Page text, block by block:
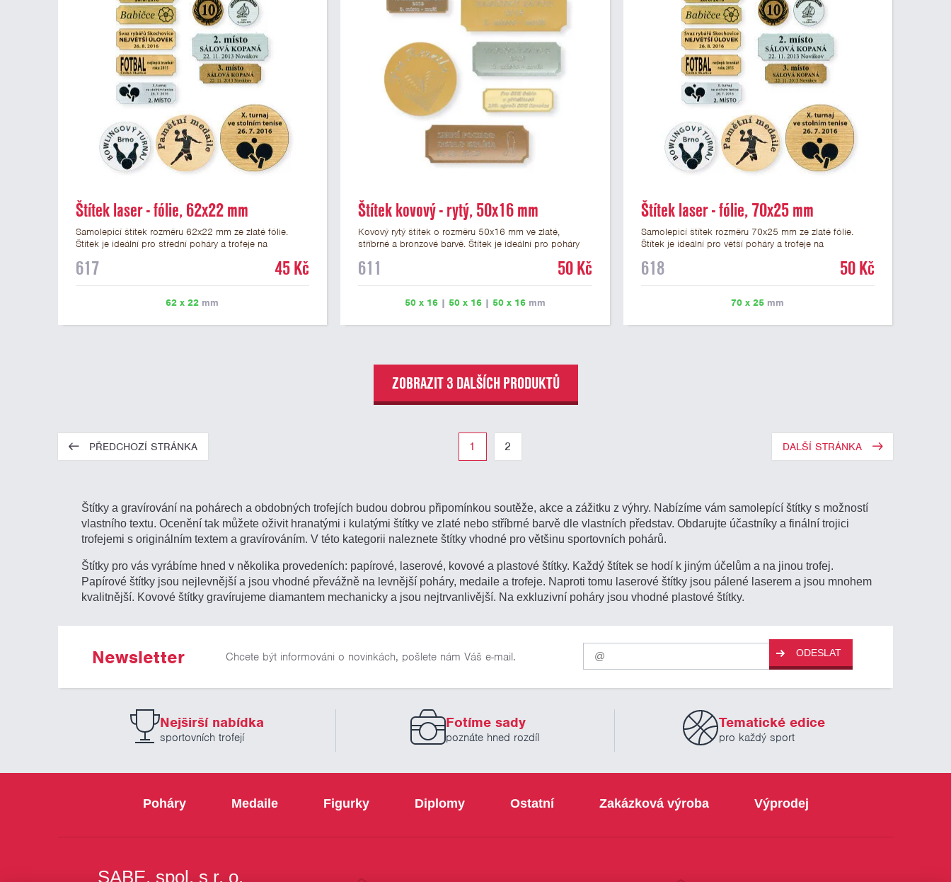
Štítek laser - fólie, 62x22 mm
Samolepicí štítek rozměru 62x22 mm ze zlaté fólie.
Štítek je ideální pro střední poháry a trofeje na
vypálit libovolné logo nebo text. U textu doporučujeme
případné další podklady pro výrobu štítku je možné
617 45 Kč
62 x 22 mm
Štítek kovový - rytý, 50x16 mm
Kovový rytý štítek o rozměru 50x16 mm ve zlaté,
stříbrné a bronzové barvě. Štítek je ideální pro poháry
možné vyrýt logo nebo text. U textu doporučujeme
další podklady pro výrobu štítku je možné přiložit v
611 50 Kč
50 x 16| 50 x 16| 50 x 16mm
Štítek laser - fólie, 70x25 mm
Samolepicí štítek rozměru 70x25 mm ze zlaté fólie.
Štítek je ideální pro větší poháry a trofeje na
vypálit libovolné logo nebo text. U textu doporučujeme
případné další podklady pro výrobu štítku je možné
618 50 Kč
70 x 25 mm
ZOBRAZIT 3 DALŠÍCH PRODUKTŮ
PŘEDCHOZÍ STRÁNKA 1 2 DALŠÍ STRÁNKA
Štítky a gravírování na pohárech a obdobných trofejích budou dobrou připomínkou soutěže, akce a zážitku z výhry. Nabízíme vám samolepící štítky s možností
vlastního textu. Ocenění tak můžete oživit hranatými i kulatými štítky ve zlaté nebo stříbrné barvě dle vlastních představ. Obdarujte účastníky a finální trojici
trofejemi s originálním textem a gravírováním. V této kategorii naleznete štítky vhodné pro většinu sportovních pohárů.
Štítky pro vás vyrábíme hned v několika provedeních: papírové, laserové, kovové a plastové štítky. Každý štítek se hodí k jiným účelům a na jinou trofej.
Papírové štítky jsou nejlevnější a jsou vhodné převážně na levnější poháry, medaile a trofeje. Naproti tomu laserové štítky jsou pálené laserem a jsou mnohem
kvalitnější. Kovové štítky gravírujeme diamantem mechanicky a jsou nejtrvanlivější. Na exkluzivní poháry jsou vhodné plastové štítky.
Newsletter Chcete být informováni o novinkách, pošlete nám Váš e-mail.
Pro
odběr
našich
novinek
ODESLAT
Nejširší nabídka
sportovních trofejí
Fotíme sady
poznáte hned rozdíl
Tematické edice
pro každý sport
Poháry Medaile Figurky Diplomy Ostatní Zakázková výroba Výprodej
SABE, spol. s r. o.